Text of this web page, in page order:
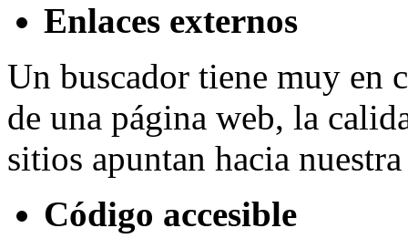
Enlaces externos
Un buscador tiene muy en
de una página web, la
sitios apuntan hacia
Código accesible